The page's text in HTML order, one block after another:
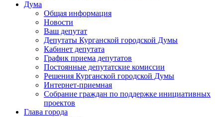
Дума
Общая информация
Новости
Ваш депутат
Депутаты Курганской городской Думы
Кабинет депутата
График приема депутатов
Постоянные депутатские комиссии
Решения Курганской городской Думы
Интернет-приемная
Собрание граждан по поддержке инициативных
проектов
Глава города